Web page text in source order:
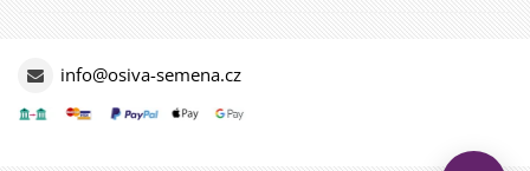
info@osiva-semena.cz